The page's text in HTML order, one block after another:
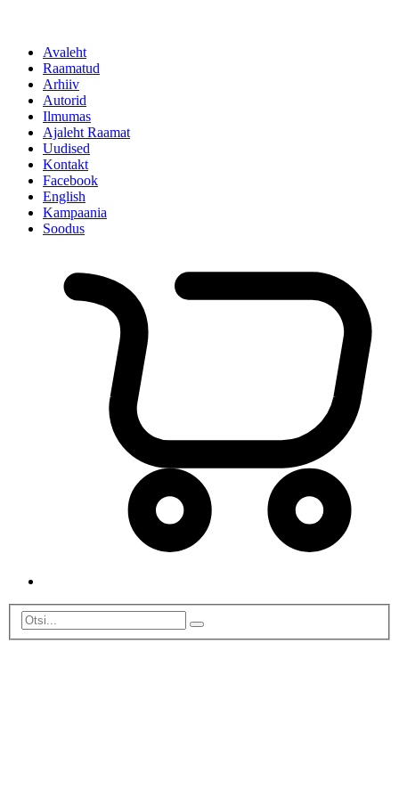
Avaleht
Raamatud
Arhiiv
Autorid
Ilmumas
Ajaleht Raamat
Uudised
Kontakt
Facebook
English
Kampaania
Soodus